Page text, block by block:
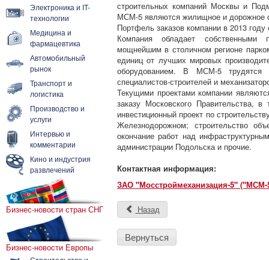
Электроника и IT-
технологии
Медицина и
фармацевтика
Автомобильный
рынок
Транспорт и
логистика
Производство и
услуги
Интервью и
комментарии
Кино и индустрия
развлечений
Бизнес-новости стран СНГ
Бизнес-новости Европы
строительных компаний Москвы и
МСМ-5 являются жилищное и дорожное
Портфель заказов компании в 2013
Компания обладает собственными
мощнейшим в столичном регионе
единиц от лучших мировых
оборудованием. В МСМ-5 трудятся
специалистов-строителей и
Текущими проектами компании
заказу Московского Правительства,
инвестиционный проект по
Железнодорожном; строительство
окончание работ над
администрации Подольска и прочие.
Контактная информация:
ЗАО "Мосстроймеханизация-5" ("МСМ-
Назад
Вернуться